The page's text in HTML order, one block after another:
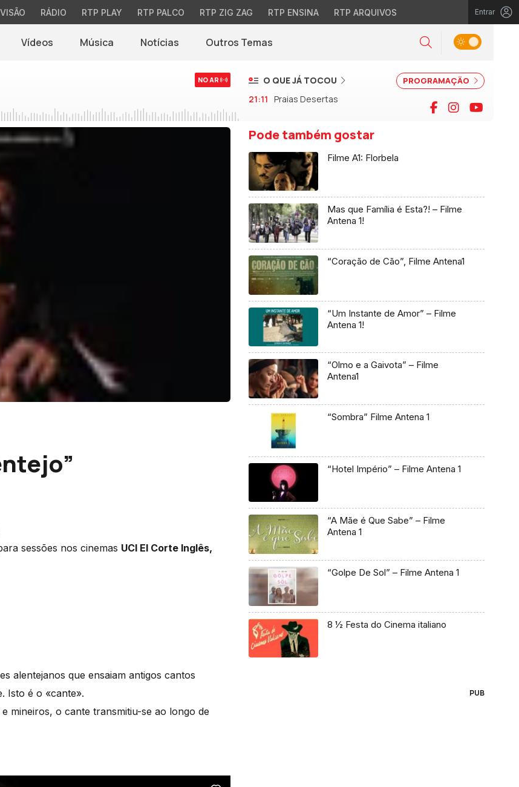
RÁDIO RTP PLAY RTP PALCO RTP ZIG ZAG RTP ENSINA RTP ARQUIVOS Entrar
Vídeos Música Notícias(abre em nova janela)
Outros Temas Pesquisar
Alternar tema
NO AR PROGRAMAÇÃO
O QUE JÁ TOCOU
21:11 Praias Desertas Facebook
Instagram
sessões nos cinemas UCI El Corte Inglês,
alentejanos que ensaiam antigos cantos
Isto é o «cante».
mineiros, o cante transmitiu-se ao longo de
Pode também gostar
Filme A1: Florbela
Mas que Família é Esta?! – Filme
Antena 1!
“Coração de Cão”, Filme Antena1
“Um Instante de Amor” – Filme
Antena 1!
“Olmo e a Gaivota” – Filme
Antena1
“Sombra” Filme Antena 1
“Hotel Império” – Filme Antena 1
“A Mãe é Que Sabe” – Filme
Antena 1
“Golpe De Sol” – Filme Antena 1
8 ½ Festa do Cinema italiano
PUB